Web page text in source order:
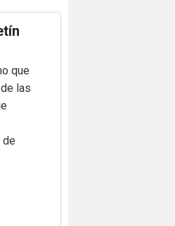
que
las
de